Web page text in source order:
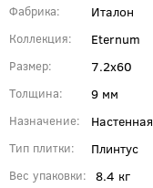
Фабрика Италон
Коллекция Eternum
Размер 7.2x60
Толщина 9 мм
Назначение Настенная
Тип плитки Плинтус
Вес упаковки 8.4 кг